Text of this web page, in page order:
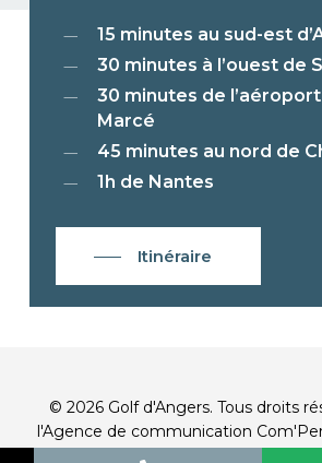
15 minutes au sud-est
30 minutes à l’ouest de
30 minutes de l’aéroport
Marcé
45 minutes au nord de
1h de Nantes
Itinéraire
© 2026 Golf d'Angers. Tous droits
l'Agence de communication